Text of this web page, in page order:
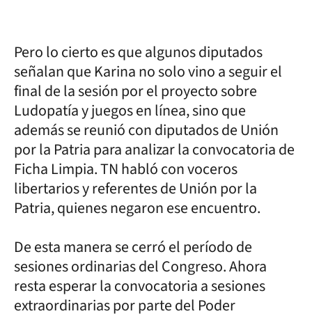
Pero lo cierto es que algunos diputados
señalan que Karina no solo vino a seguir el
final de la sesión por el proyecto sobre
Ludopatía y juegos en línea, sino que
además se reunió con diputados de Unión
por la Patria para analizar la convocatoria de
Ficha Limpia. TN habló con voceros
libertarios y referentes de Unión por la
Patria, quienes negaron ese encuentro.
De esta manera se cerró el período de
sesiones ordinarias del Congreso. Ahora
resta esperar la convocatoria a sesiones
extraordinarias por parte del Poder